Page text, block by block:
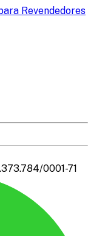
Revendedores
0001-71